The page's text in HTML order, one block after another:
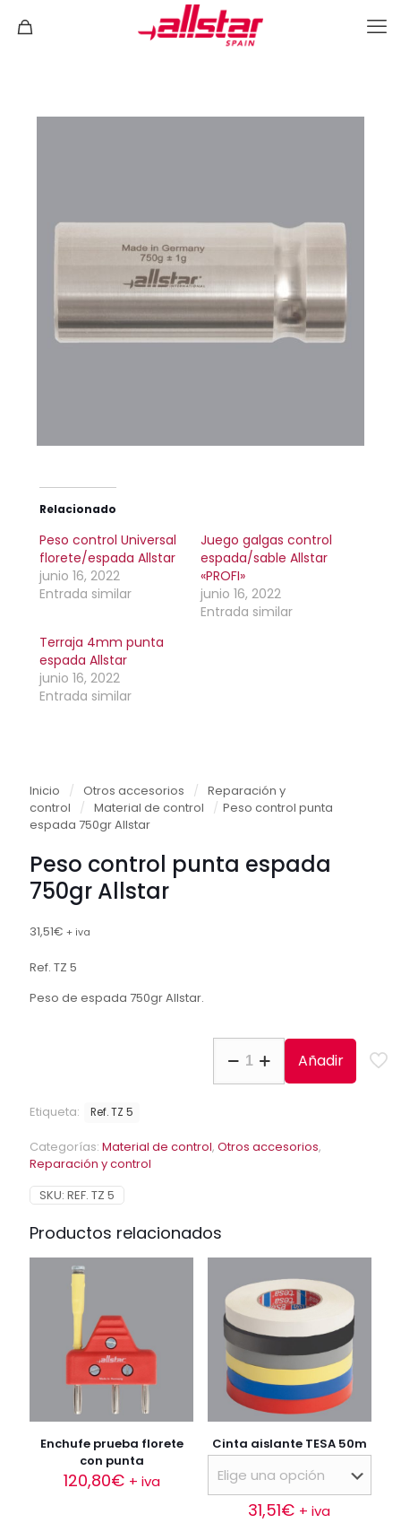
Relacionado
Peso control Universal
florete/espada Allstar
junio 16, 2022
Entrada similar
Juego galgas control
espada/sable Allstar
«PROFI»
junio 16, 2022
Entrada similar
Terraja 4mm punta
espada Allstar
junio 16, 2022
Entrada similar
Inicio / Otros accesorios / Reparación y
control
/ Material de control / Peso control punta
espada 750gr Allstar
Peso control punta espada
750gr Allstar
31,51€ + iva
Ref. TZ 5
Peso de espada 750gr Allstar.
control
cantidad
Añadir
Etiqueta: Ref. TZ 5
Categorías: Material de control, Otros accesorios,
Reparación y control
SKU: REF. TZ 5
Productos relacionados
Enchufe prueba florete
con punta
120,80€ + iva
Cinta aislante TESA 50m
31,51€ + iva